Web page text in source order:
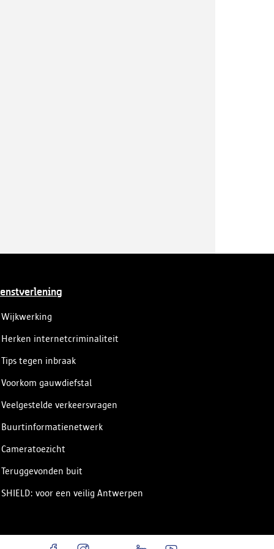
Wijkwerking
Herken internetcriminaliteit
Tips tegen inbraak
Voorkom gauwdiefstal
Veelgestelde verkeersvragen
Buurtinformatienetwerk
Cameratoezicht
Teruggevonden buit
SHIELD: voor een veilig Antwerpen